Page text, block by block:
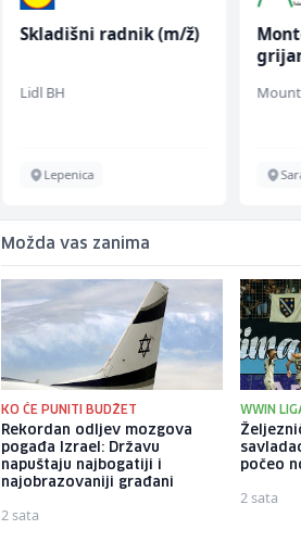
Skladišni radnik (m/ž)
Lidl BH
Lepenica
Možda vas zanima
KO ĆE PUNITI BUDŽET
Rekordan odljev mozgova
pogađa Izrael: Državu
napuštaju najbogatiji i
najobrazovaniji građani
2 sata
WWIN
počeo
2 sata